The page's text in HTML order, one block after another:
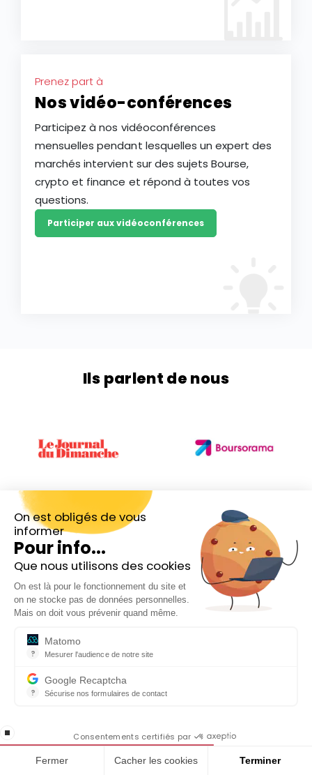
On est obligés de vous
informer
Pour info...
Que nous utilisons des cookies
On est là pour le fonctionnement du site et
on ne stocke pas de données personnelles.
Mais on doit vous prévenir quand même.
?
Matomo
Mesurer l'audience de notre site
?
Google Recaptcha
Sécurise nos formulaires de contact
stop loading Consentements certifiés par
Fermer Cacher les cookies Terminer
Prenez part à
Nos vidéo-conférences
Participez à nos vidéoconférences
mensuelles pendant lesquelles un expert des
marchés intervient sur des sujets Bourse,
crypto et finance et répond à toutes vos
questions.
Participer aux vidéoconférences
Ils parlent de nous
Inscrivez-vous gratuitement à
notre Newsletter hebdo
En cadeau notre ebook
politique de confidentialité de ce site
Suivez-nous
★★
Basée sur 63 avis Google